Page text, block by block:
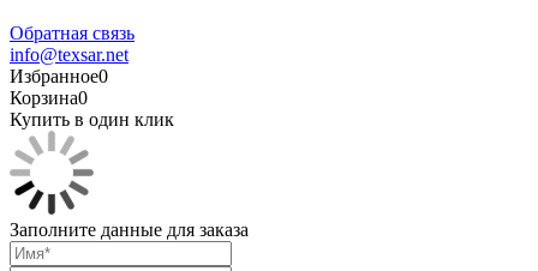
Обратная связь
info@texsar.net
Избранное0
Корзина0
Купить в один клик
Заполните данные для заказа